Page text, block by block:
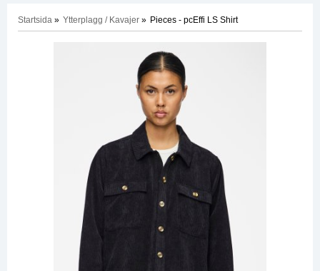
Startsida » Ytterplagg / Kavajer » Pieces - pcEffi LS Shirt